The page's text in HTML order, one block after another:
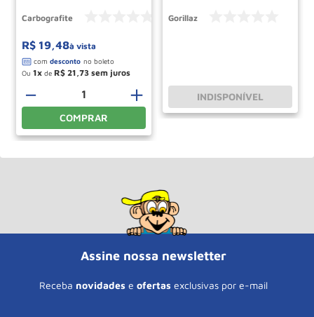
Carbografite
R$ 19,48à vista
Ou 1 de R$ 21,73
＋
－
COMPRAR
Gorillaz
INDISPONÍVEL
Assine nossa newsletter
Receba novidades e ofertas exclusivas por e-mail